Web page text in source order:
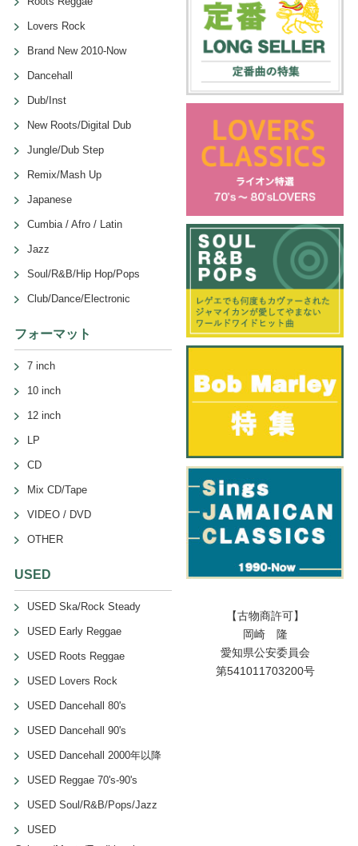
Lovers Rock
Brand New 2010-Now
Dancehall
Dub/Inst
New Roots/Digital Dub
Jungle/Dub Step
Remix/Mash Up
Japanese
Cumbia / Afro / Latin
Jazz
Soul/R&B/Hip Hop/Pops
Club/Dance/Electronic
フォーマット
7 inch
10 inch
12 inch
LP
CD
Mix CD/Tape
VIDEO / DVD
OTHER
USED
USED Ska/Rock Steady
USED Early Reggae
USED Roots Reggae
USED Lovers Rock
USED Dancehall 80's
USED Dancehall 90's
USED Dancehall 2000年以降
USED Reggae 70's-90's
USED Soul/R&B/Pops/Jazz
USED
【古物商許可】
岡崎 隆
愛知県公安委員会
第541011703200号